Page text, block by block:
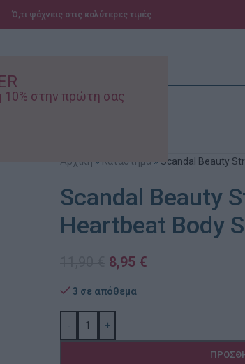
10% στην πρώτη σας
Ό,τι ψάχνεις στις καλύτερες τιμές
Αρχική » Κατάστημα » Scandal Beauty
Scandal Beauty
Heartbeat Body
8,95 €
3 σε απόθεμα
- +